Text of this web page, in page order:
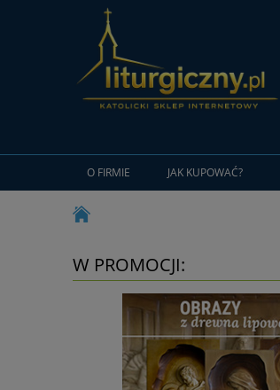
O FIRMIE JAK KUPOWAĆ?
W PROMOCJI: